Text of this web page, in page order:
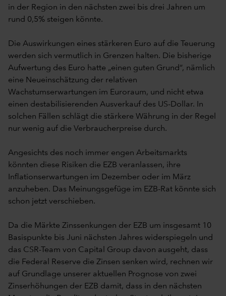
in der Region in den nächsten zwei bis drei Jahren um
rund 0,5% steigen könnte.
Die Auswirkungen eines stärkeren Euro auf die Teuerung
werden sich vermutlich in Grenzen halten. Die bisherige
Aufwertung des Euro hatte „einen guten Grund“, nämlich
eine Neueinschätzung der relativen
Wachstumserwartungen im Euroraum, und nicht etwa
einen destabilisierenden Ausverkauf des US-Dollar. In
solchen Fällen schlägt die stärkere Währung in der Regel
nur wenig auf die Verbraucherpreise durch.
Angesichts des noch immer engen Arbeitsmarkts
könnten diese Risiken die EZB veranlassen, ihre
Inflationserwartungen im Dezember oder im März
anzuheben. Das Meinungsgefüge im EZB-Rat könnte sich
schon jetzt verschieben.
Da die Märkte Zinssenkungen der EZB um insgesamt 10
Basispunkte bis Juni nächsten Jahres widerspiegeln und
das CSR-Team von Capital Group davon ausgeht, dass
die Federal Reserve die Zinsen senken wird, rechnen wir
auf Grundlage unserer aktuellen Prognose von zwei
Zinserhöhungen der EZB damit, dass in den nächsten